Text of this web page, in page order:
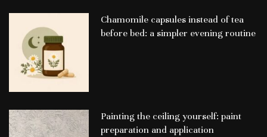
Chamomile capsules instead of tea
before bed: a simpler evening routine
Painting the ceiling yourself: paint
preparation and application